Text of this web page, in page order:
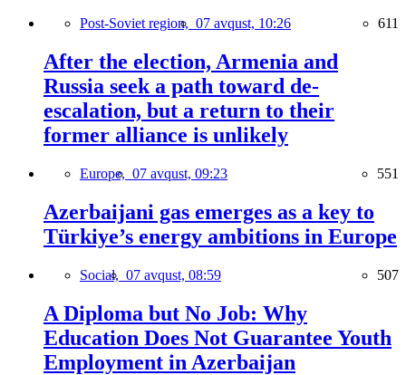
Post-Soviet region, 07 avqust, 10:26 611
After the election, Armenia and
Russia seek a path toward de-
escalation, but a return to their
former alliance is unlikely
Europe, 07 avqust, 09:23 551
Azerbaijani gas emerges as a key to
Türkiye’s energy ambitions in Europe
Social, 07 avqust, 08:59 507
A Diploma but No Job: Why
Education Does Not Guarantee Youth
Employment in Azerbaijan